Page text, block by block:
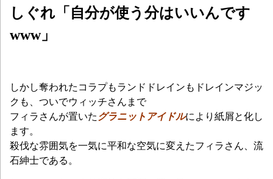
しぐれ「自分が使う分はいいんです
www」
しかし奪われたコラプもランドドレインもドレインマジッ
クも、ついでウィッチさんまで
フィラさんが置いた グラニットアイドルにより紙屑と化し
ます。
殺伐な雰囲気を一気に平和な空気に変えたフィラさん、流
石紳士である。